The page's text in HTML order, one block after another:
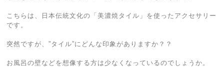
こちらは、日本伝統文化の「美濃焼タイル」を使ったアクセサリー
です。
突然ですが、”タイル”にどんな印象がありますか？？
お風呂の壁などを想像する方は少なくなっているのでしょうか。